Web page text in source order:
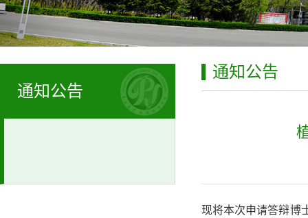
通知公告
通知公告
现将本次申请答辩博